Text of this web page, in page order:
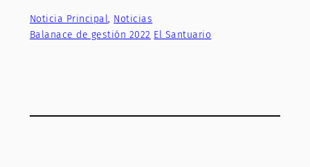
Noticia Principal, Noticias
Balanace de gestión 2022 El Santuario